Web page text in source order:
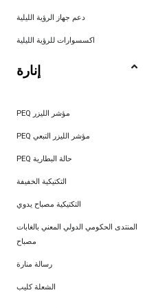
دعم جهاز الرؤية الليلية
اكسسوارات للرؤية الليلية
إنارة
PEQ مؤشر الليزر
PEQ مؤشر الليزر التبعي
PEQ حالة البطارية
التكتيكية الخفيفة
التكتيكية مصباح يدوي
المنتدى الحكومي الدولي المعني بالغابات
مصباح
رسالة منارة
الشعلة كليب